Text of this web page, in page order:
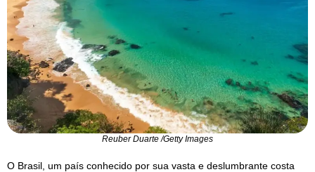
Reuber Duarte /Getty Images
O Brasil, um país conhecido por sua vasta e deslumbrante costa